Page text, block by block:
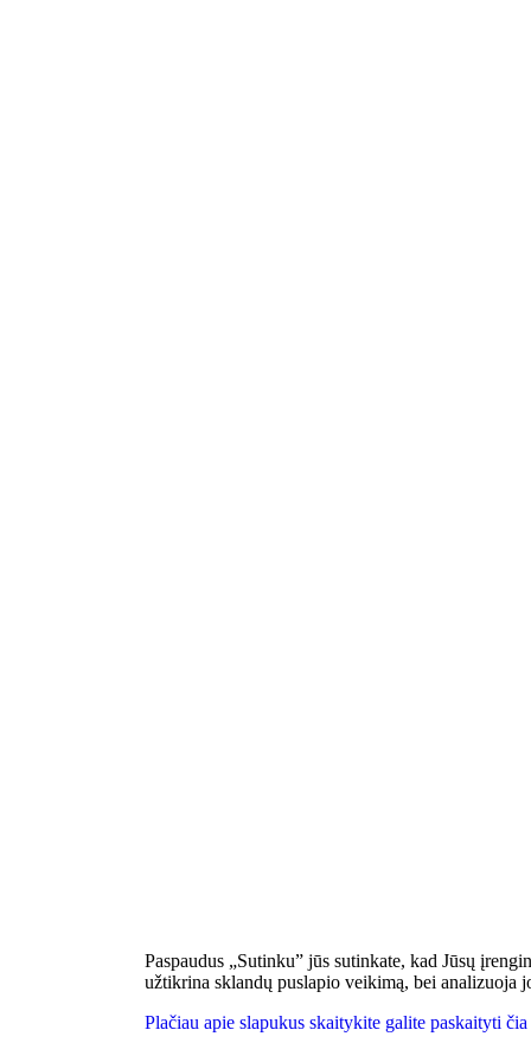
Paspaudus „Sutinku” jūs sutinkate, kad Jūsų
užtikrina sklandų puslapio veikimą, bei analizuoja
Plačiau apie slapukus skaitykite galite paskaityti čia